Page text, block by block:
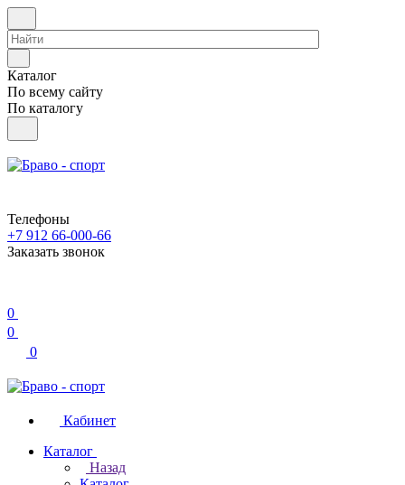
Каталог
По всему сайту
По каталогу
Телефоны
+7 912 66-000-66
Заказать звонок
0
0
0
Кабинет
Каталог
Назад